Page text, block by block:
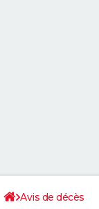
Avis de décès